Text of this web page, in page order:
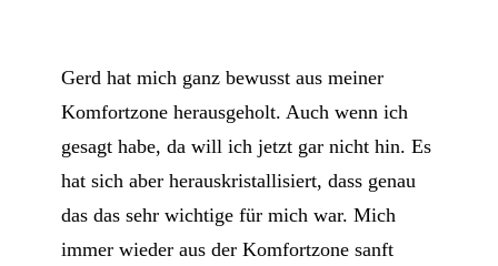
Gerd hat mich ganz bewusst aus meiner
Komfortzone herausgeholt. Auch wenn ich
gesagt habe, da will ich jetzt gar nicht hin. Es
hat sich aber herauskristallisiert, dass genau
das das sehr wichtige für mich war. Mich
immer wieder aus der Komfortzone sanft